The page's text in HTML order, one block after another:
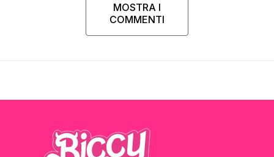
MOSTRA I
COMMENTI